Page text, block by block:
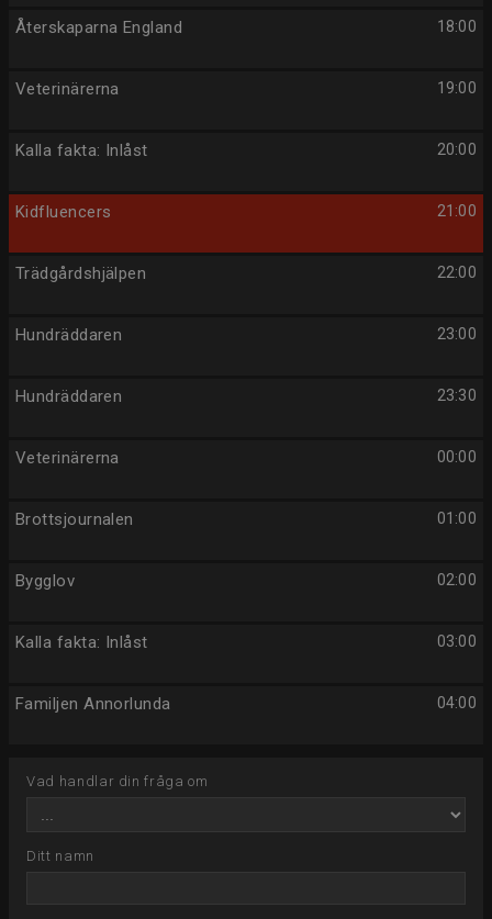
18:00
Återskaparna England
19:00
Veterinärerna
20:00
Kalla fakta: Inlåst
21:00
Kidfluencers
22:00
Trädgårdshjälpen
23:00
Hundräddaren
23:30
Hundräddaren
00:00
Veterinärerna
01:00
Brottsjournalen
02:00
Bygglov
03:00
Kalla fakta: Inlåst
04:00
Familjen Annorlunda
Vad handlar din fråga om
Ditt namn